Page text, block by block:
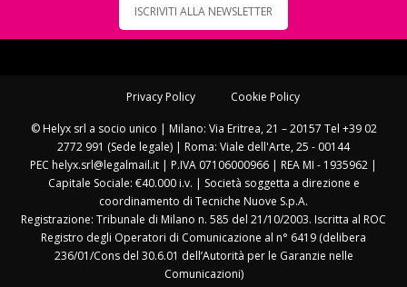
ISCRIVITI ALLA NEWSLETTER
Privacy Policy Cookie Policy
© Helyx srl a socio unico | Milano: Via Eritrea, 21 – 20157 Tel +39 02
2772 991 (Sede legale) | Roma: Viale dell'Arte, 25 - 00144
PEC helyx.srl@legalmail.it | P.IVA 07106000966 | REA MI - 1935962 |
Capitale Sociale: €40.000 i.v. | Società soggetta a direzione e
coordinamento di Tecniche Nuove S.p.A.
Registrazione: Tribunale di Milano n. 585 del 21/10/2003. Iscritta al ROC
Registro degli Operatori di Comunicazione al n° 6419 (delibera
236/01/Cons del 30.6.01 dell’Autorità per le Garanzie nelle
Comunicazioni)